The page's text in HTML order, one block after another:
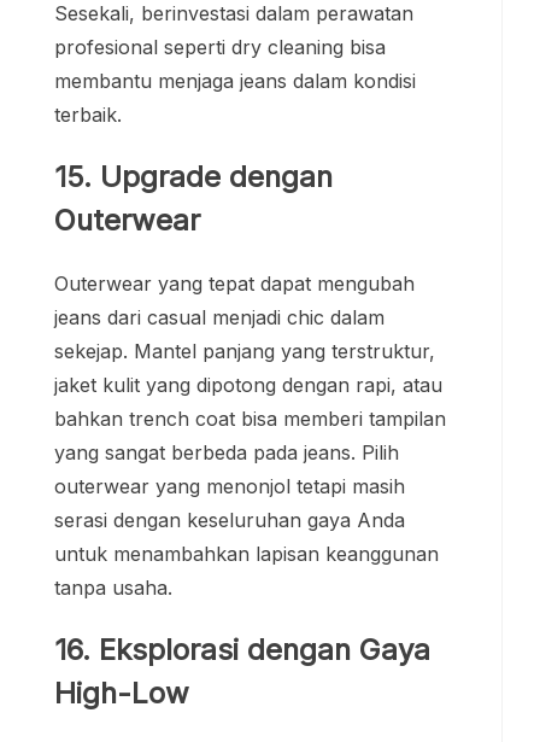
Sesekali, berinvestasi dalam perawatan
profesional seperti dry cleaning bisa
membantu menjaga jeans dalam kondisi
terbaik.
15. Upgrade dengan
Outerwear
Outerwear yang tepat dapat mengubah
jeans dari casual menjadi chic dalam
sekejap. Mantel panjang yang terstruktur,
jaket kulit yang dipotong dengan rapi, atau
bahkan trench coat bisa memberi tampilan
yang sangat berbeda pada jeans. Pilih
outerwear yang menonjol tetapi masih
serasi dengan keseluruhan gaya Anda
untuk menambahkan lapisan keanggunan
tanpa usaha.
16. Eksplorasi dengan Gaya
High-Low